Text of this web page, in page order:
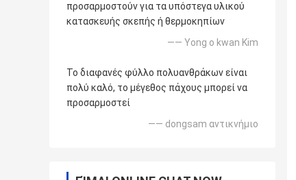
προσαρμοστούν για τα υπόστεγα υλικού
κατασκευής σκεπής ή θερμοκηπίων
—— Yong ο kwan Kim
Το διαφανές φύλλο πολυανθράκων είναι
πολύ καλό, το μέγεθος πάχους μπορεί να
προσαρμοστεί
—— dongsam αντικνήμιο